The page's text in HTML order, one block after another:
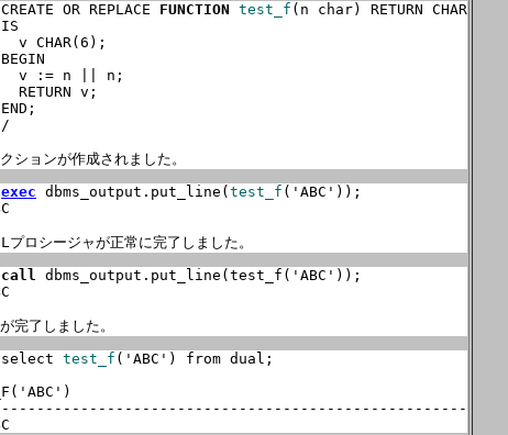
OR REPLACE FUNCTION test_f (n char) RETURN CHAR
IS
v CHAR(6);
v := n || n;
RETURN v;
ションが作成されました。
exec dbms_output.put_line( test_f ('ABC'));
プロシージャが正常に完了しました。
call dbms_output.put_line(test_f('ABC'));
完了しました。
select test_f ('ABC') from dual;